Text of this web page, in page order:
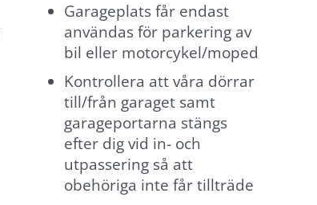
Garageplats får endast
användas för parkering av
bil eller motorcykel/moped
Kontrollera att våra dörrar
till/från garaget samt
garageportarna stängs
efter dig vid in- och
utpassering så att
obehöriga inte får tillträde